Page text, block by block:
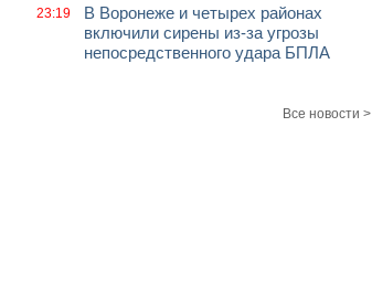
23:19
В Воронеже и четырех районах
включили сирены из-за угрозы
непосредственного удара БПЛА
Все новости >